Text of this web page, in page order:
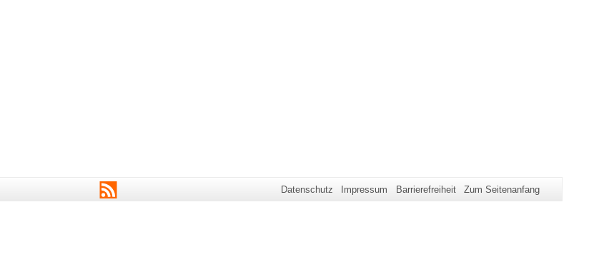
RSS Datenschutz Impressum Barrierefreiheit Zum Seitenanfang